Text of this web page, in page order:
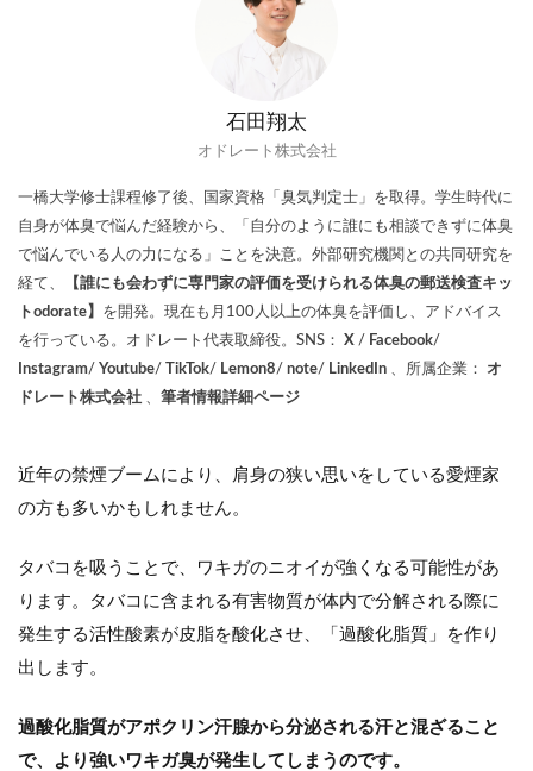
石田翔太
オドレート株式会社
一橋大学修士課程修了後、国家資格「臭気判定士」を取得。学生時代に
自身が体臭で悩んだ経験から、「自分のように誰にも相談できずに体臭
で悩んでいる人の力になる」ことを決意。外部研究機関との共同研究を
経て、
【誰にも会わずに専門家の評価を受けられる体臭の郵送検査キッ
トodorate】 を開発。現在も月100人以上の体臭を評価し、アドバイス
を行っている。オドレート代表取締役。SNS： X / Facebook/
Instagram/ Youtube/ TikTok/ Lemon8/ note/ LinkedIn 、所属企業： オ
ドレート株式会社 、 筆者情報詳細ページ
近年の禁煙ブームにより、肩身の狭い思いをしている愛煙家
の方も多いかもしれません。
タバコを吸うことで、ワキガのニオイが強くなる可能性があ
ります。タバコに含まれる有害物質が体内で分解される際に
発生する活性酸素が皮脂を酸化させ、「過酸化脂質」を作り
出します。
過酸化脂質がアポクリン汗腺から分泌される汗と混ざること
で、より強いワキガ臭が発生してしまうのです。